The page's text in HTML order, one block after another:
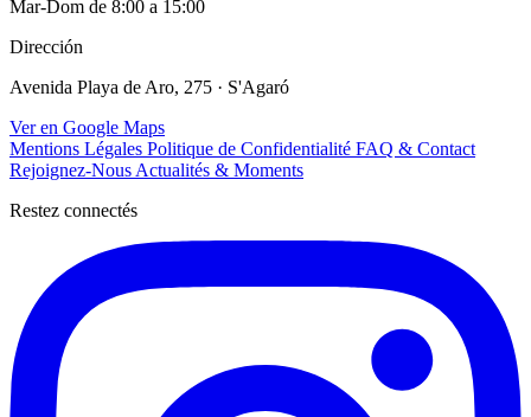
Mar-Dom de 8:00 a 15:00
Dirección
Avenida Playa de Aro, 275 · S'Agaró
Ver en Google Maps
Mentions Légales Politique de Confidentialité FAQ & Contact
Rejoignez-Nous Actualités & Moments
Restez connectés